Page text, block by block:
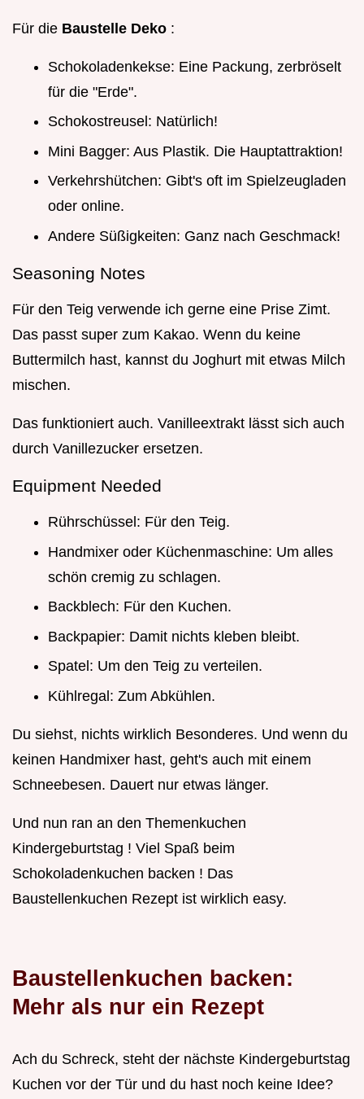
Für die Baustelle Deko :
Schokoladenkekse: Eine Packung, zerbröselt
für die "Erde".
Schokostreusel: Natürlich!
Mini Bagger: Aus Plastik. Die Hauptattraktion!
Verkehrshütchen: Gibt's oft im Spielzeugladen
oder online.
Andere Süßigkeiten: Ganz nach Geschmack!
Seasoning Notes
Für den Teig verwende ich gerne eine Prise Zimt.
Das passt super zum Kakao. Wenn du keine
Buttermilch hast, kannst du Joghurt mit etwas Milch
mischen.
Das funktioniert auch. Vanilleextrakt lässt sich auch
durch Vanillezucker ersetzen.
Equipment Needed
Rührschüssel: Für den Teig.
Handmixer oder Küchenmaschine: Um alles
schön cremig zu schlagen.
Backblech: Für den Kuchen.
Backpapier: Damit nichts kleben bleibt.
Spatel: Um den Teig zu verteilen.
Kühlregal: Zum Abkühlen.
Du siehst, nichts wirklich Besonderes. Und wenn du
keinen Handmixer hast, geht's auch mit einem
Schneebesen. Dauert nur etwas länger.
Und nun ran an den Themenkuchen
Kindergeburtstag ! Viel Spaß beim
Schokoladenkuchen backen ! Das
Baustellenkuchen Rezept ist wirklich easy.
Baustellenkuchen backen:
Mehr als nur ein Rezept
Ach du Schreck, steht der nächste Kindergeburtstag
Kuchen vor der Tür und du hast noch keine Idee?